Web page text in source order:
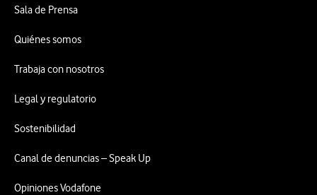
Sala de Prensa
Quiénes somos
Trabaja con nosotros
Legal y regulatorio
Sostenibilidad
Canal de denuncias – Speak Up
Opiniones Vodafone